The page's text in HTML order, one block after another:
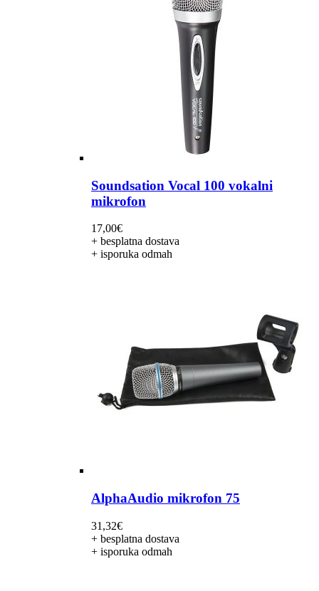
Soundsation Vocal 100 vokalni
mikrofon
17,00€
+ besplatna dostava
+ isporuka odmah
AlphaAudio mikrofon 75
31,32€
+ besplatna dostava
+ isporuka odmah